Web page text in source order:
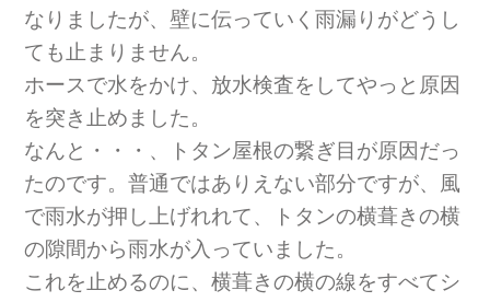
なりましたが、壁に伝っていく雨漏りがどうし
ても止まりません。
ホースで水をかけ、放水検査をしてやっと原因
を突き止めました。
なんと・・・、トタン屋根の繋ぎ目が原因だっ
たのです。普通ではありえない部分ですが、風
で雨水が押し上げれれて、トタンの横葺きの横
の隙間から雨水が入っていました。
これを止めるのに、横葺きの横の線をすべてシ